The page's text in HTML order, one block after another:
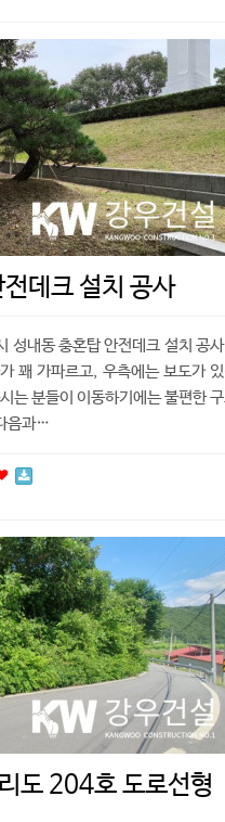
데크 설치 공사
성내동 충혼탑 안전데크 설치 공
꽤 가파르고, 우측에는 보도가
는 분들이 이동하기에는 불편한
음과…
도 204호 도로선형